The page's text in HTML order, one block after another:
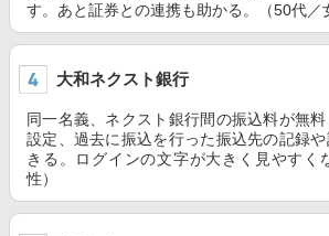
す。あと証券との連携も助かる。（50代／
大和ネクスト銀行
同一名義、ネクスト銀行間の振込料が無
設定、過去に振込を行った振込先の記録
きる。ログインの文字が大きく見やすく
性）